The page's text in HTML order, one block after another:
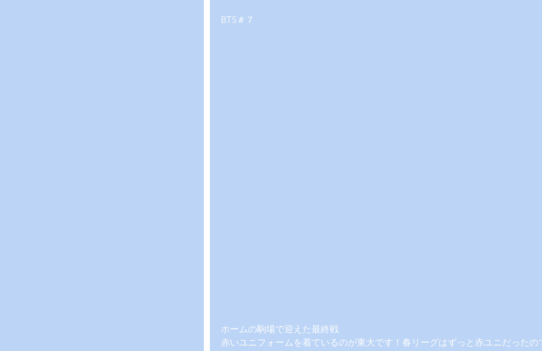
BTS＃７
ホームの駒場で迎えた最終戦
赤いユニフォームを着ているのが東大です！春リーグはずっと赤ユニだったの